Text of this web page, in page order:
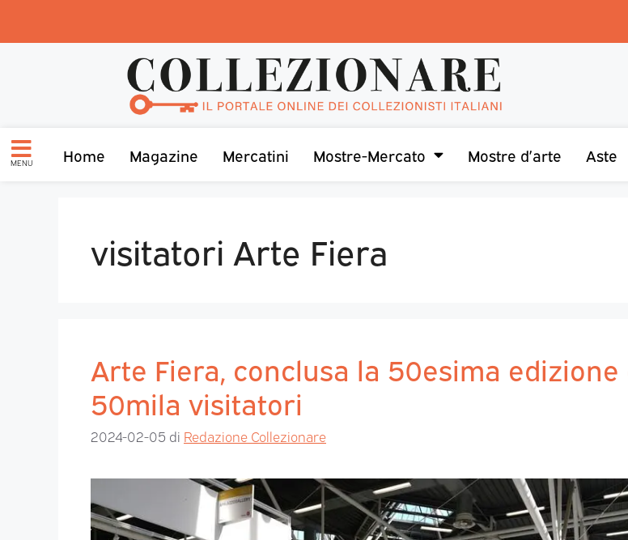
MENU Home Magazine Mercatini Mostre-Mercato Mostre d’arte Aste
visitatori Arte Fiera
Arte Fiera, conclusa la 50esima edizione
50mila visitatori
2024-02-05 di Redazione Collezionare